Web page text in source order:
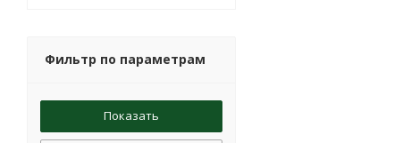
Фильтр по параметрам